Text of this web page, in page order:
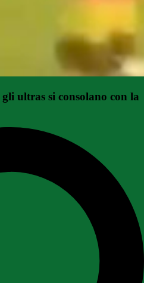
ultras si consolano con la